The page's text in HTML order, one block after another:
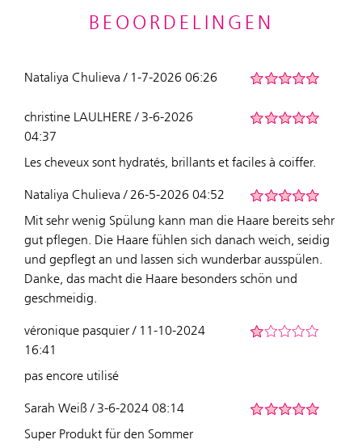
BEOORDELINGEN
Nataliya Chulieva / 1-7-2026 06:26
christine LAULHERE / 3-6-2026
04:37
Les cheveux sont hydratés, brillants et faciles à coiffer.
Nataliya Chulieva / 26-5-2026 04:52
Mit sehr wenig Spülung kann man die Haare bereits sehr
gut pflegen. Die Haare fühlen sich danach weich, seidig
und gepflegt an und lassen sich wunderbar ausspülen.
Danke, das macht die Haare besonders schön und
geschmeidig.
véronique pasquier / 11-10-2024
16:41
pas encore utilisé
Sarah Weiß / 3-6-2024 08:14
Super Produkt für den Sommer